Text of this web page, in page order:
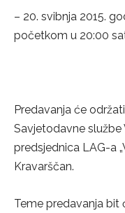
– 20. svibnja 2015.
početkom u 20:00
Predavanja će
Savjetodavne
predsjednica LAG-a
Kravarščan.
Teme predavanja bit